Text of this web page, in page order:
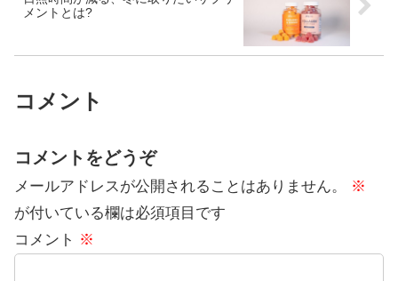
メントとは?
コメント
コメントをどうぞ
メールアドレスが公開されることはありません。
※
が付いている欄は必須項目です
コメント ※